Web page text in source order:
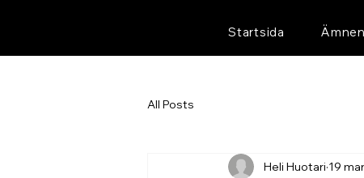
Startsida Ämnen
All Posts
Heli Huotari 19